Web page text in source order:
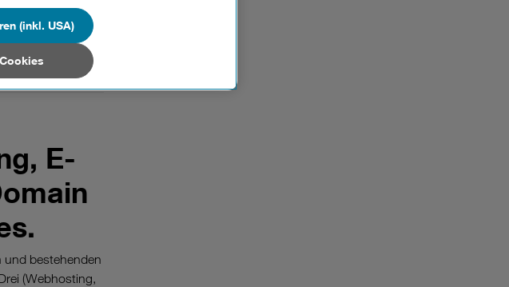
E-
und bestehenden
(Webhosting,
Datenschutzniveau wie in der
werden wie europäische
für Sie nur jene Cookies im Einsatz, die
(inkl. USA)